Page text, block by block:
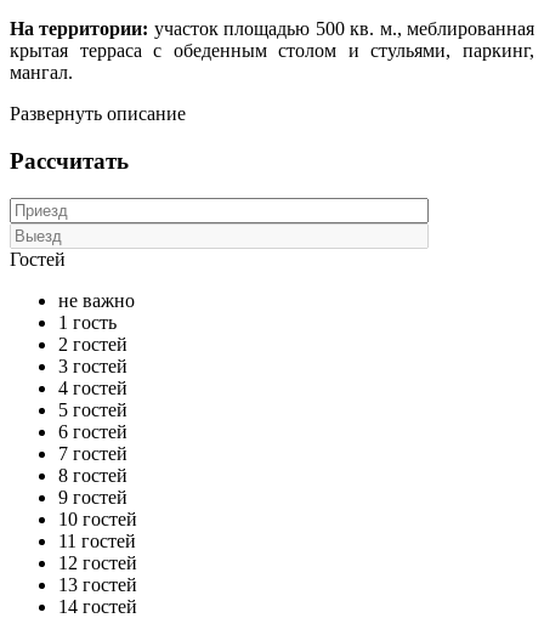
На территории: участок площадью 500 кв. м., меблированная
крытая терраса с обеденным столом и стульями, паркинг,
мангал.
Развернуть описание
Рассчитать
Гостей
не важно
1 гость
2 гостей
3 гостей
4 гостей
5 гостей
6 гостей
7 гостей
8 гостей
9 гостей
10 гостей
11 гостей
12 гостей
13 гостей
14 гостей